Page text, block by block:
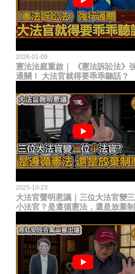
2026-01-09
憲法法庭重啟｜ 《憲法訴訟法》
通關！ 大法官就得要乖乖聽話？
2025-10-23
大法官聲明惹議｜三位大法官變
小法官？是遵循憲法，還是放棄